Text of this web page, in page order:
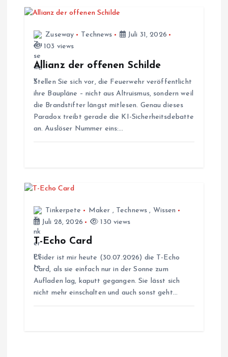
a
o
Zuseway Technews
Juli 31, 2026
103 views
Allianz der offenen Schilde
Stellen Sie sich vor, die Feuerwehr veröffentlicht
ihre Baupläne – nicht aus Altruismus, sondern weil
die Brandstifter längst mitlesen. Genau dieses
Paradox treibt gerade die KI-Sicherheitsdebatte
an. Auslöser Nummer eins:…
Tinkerpete Maker , Technews , Wissen
Juli 28, 2026
130 views
T-Echo Card
Leider ist mir heute (30.07.2026) die T-Echo
Card, als sie einfach nur in der Sonne zum
Aufladen lag, kaputt gegangen. Sie lässt sich
nicht mehr einschalten und auch sonst geht…